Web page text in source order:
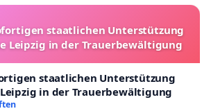
staatlichen Unterstützung
Leipzig in der Trauerbewältigung
staatlichen Unterstützung
in der Trauerbewältigung